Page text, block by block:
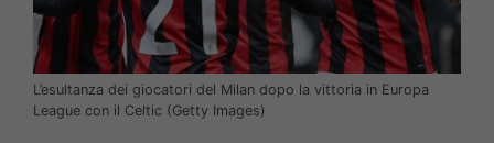
L’esultanza dei giocatori del Milan dopo la vittoria in Europa
League con il Celtic (Getty Images)